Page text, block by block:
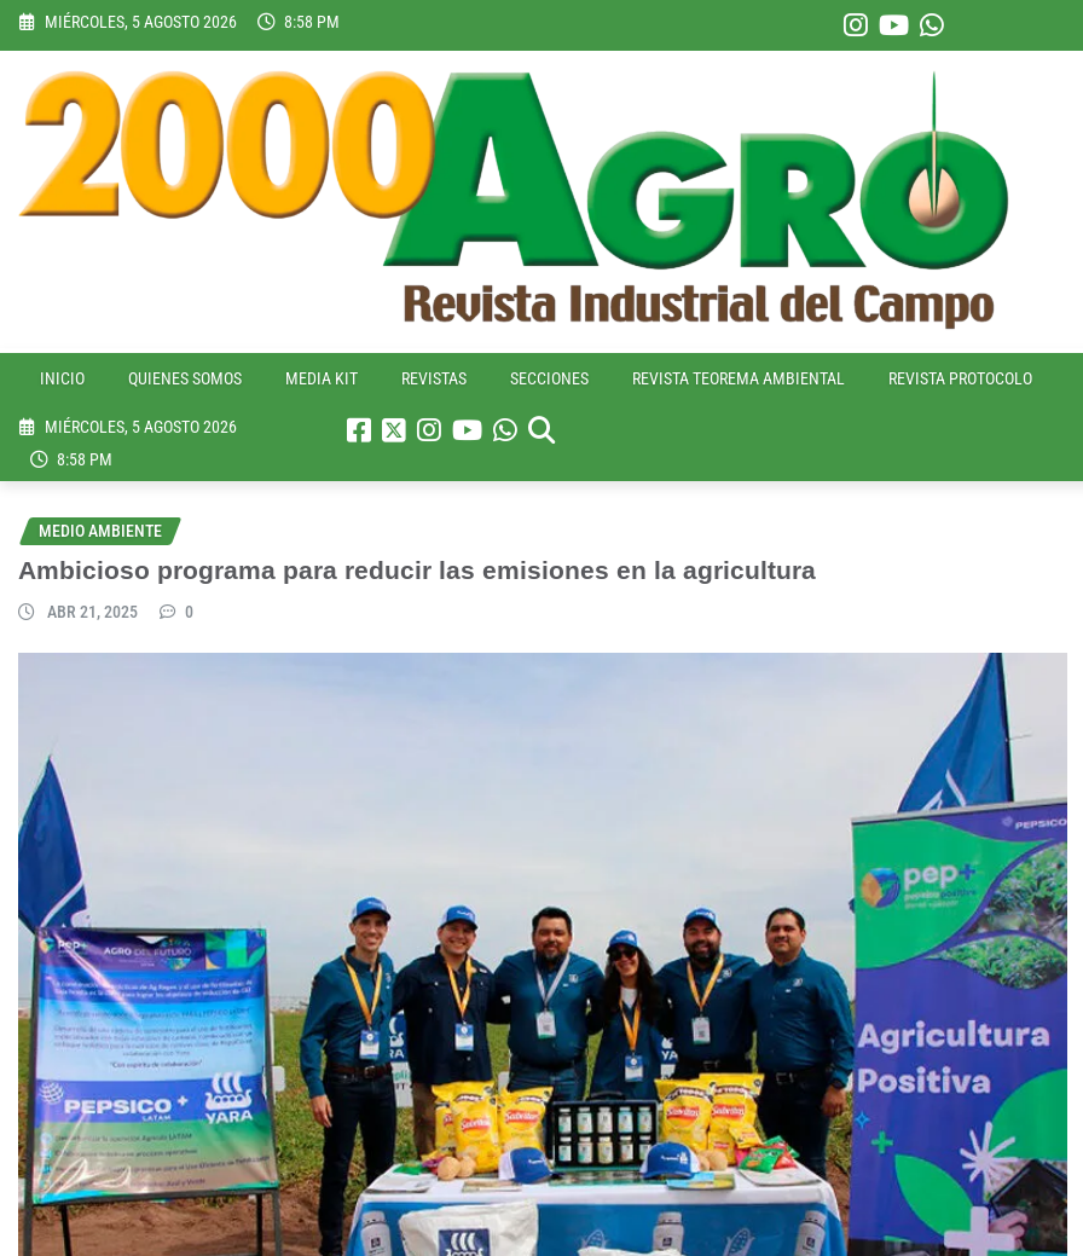
Skip
content
MIÉRCOLES, 5 AGOSTO 2026 8:58 PM
INICIO QUIENES SOMOS MEDIA KIT REVISTAS SECCIONES REVISTA TEOREMA AMBIENTAL REVISTA PROTOCOLO
MIÉRCOLES, 5 AGOSTO 2026
8:58 PM
MEDIO AMBIENTE
Ambicioso programa para reducir las emisiones en la agricultura
ABR 21, 2025 0